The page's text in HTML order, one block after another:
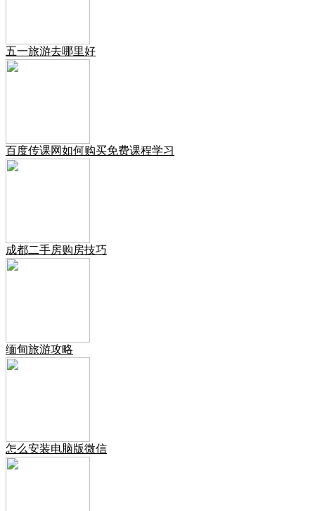
五一旅游去哪里好
百度传课网如何购买免费课程学习
成都二手房购房技巧
缅甸旅游攻略
怎么安装电脑版微信